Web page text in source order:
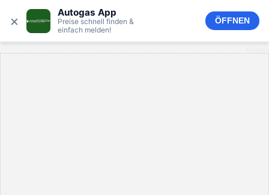
× Autogas App
Preise schnell finden &
einfach melden!
ÖFFNEN